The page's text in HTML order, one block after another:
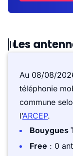
Les
Au 08/08/
téléphonie
commune
l’ARCEP.
Bouygues
Free : 0